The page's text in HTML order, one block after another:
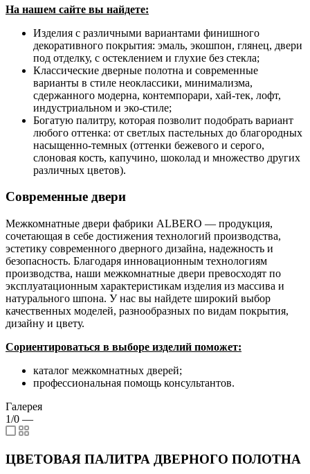
На нашем сайте вы найдете:
Изделия с различными вариантами финишного
декоративного покрытия: эмаль, экошпон, глянец, двери
под отделку, с остеклением и глухие без стекла;
Классические дверные полотна и современные
варианты в стиле неоклассики, минимализма,
сдержанного модерна, контемпорари, хай-тек, лофт,
индустриальном и эко-стиле;
Богатую палитру, которая позволит подобрать вариант
любого оттенка: от светлых пастельных до благородных
насыщенно-темных (оттенки бежевого и серого,
слоновая кость, капучино, шоколад и множество других
различных цветов).
Современные двери
Межкомнатные двери фабрики ALBERO — продукция,
сочетающая в себе достижения технологий производства,
эстетику современного дверного дизайна, надежность и
безопасность. Благодаря инновационным технологиям
производства, наши межкомнатные двери превосходят по
эксплуатационным характеристикам изделия из массива и
натурального шпона. У нас вы найдете широкий выбор
качественных моделей, разнообразных по видам покрытия,
дизайну и цвету.
Сориентироваться в выборе изделий поможет:
каталог межкомнатных дверей;
профессиональная помощь консультантов.
Галерея
1/0 —
ЦВЕТОВАЯ ПАЛИТРА ДВЕРНОГО ПОЛОТНА